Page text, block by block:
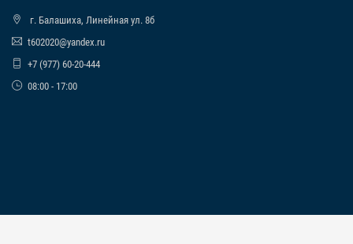
г. Балашиха, Линейная ул. 8б
t602020@yandex.ru
+7 (977) 60-20-444
08:00 - 17:00